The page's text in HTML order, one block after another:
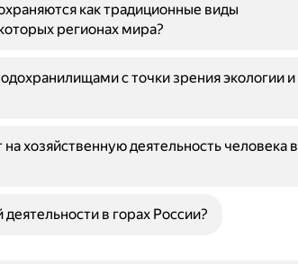
как традиционные виды
регионах мира?
с точки зрения экологии и
хозяйственную деятельность человека в
в горах России?